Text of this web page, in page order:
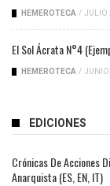
HEMEROTECA / JULIO
El Sol Ácrata N°4
HEMEROTECA /
EDICIONES
Crónicas De Acciones
Anarquista (ES, EN, IT)